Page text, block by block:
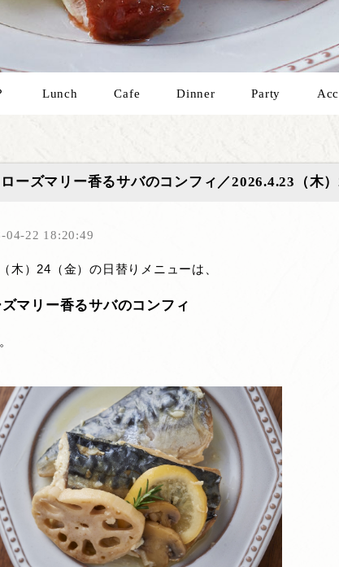
Lunch Cafe Dinner Party
ローズマリー香るサバのコンフィ／2026.4.23（木
04-22 18:20:49
木）24（金）の日替りメニューは、
ズマリー香るサバのコンフィ